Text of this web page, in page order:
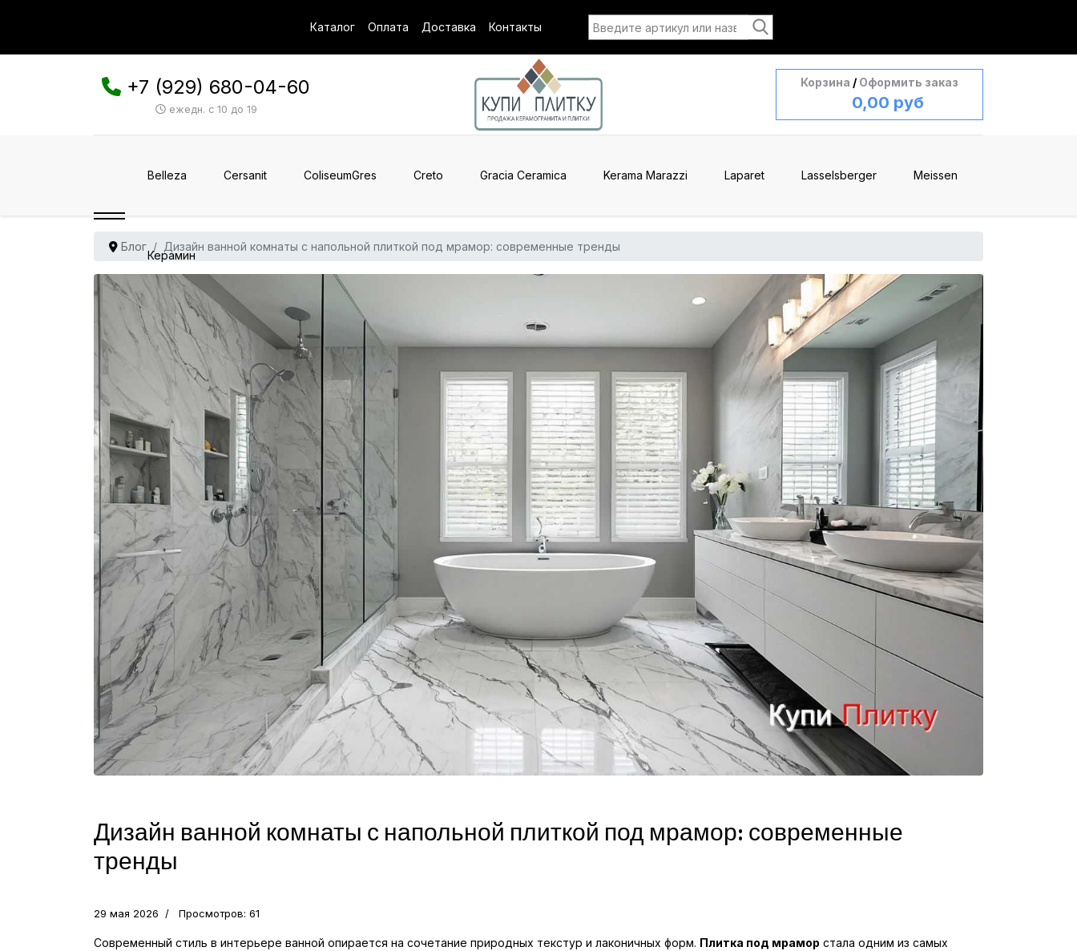
Каталог Оплата Доставка Контакты
+7 (929) 680-04-60
ежедн. с 10 до 19
Корзина / Оформить заказ
0,00 руб
Belleza Cersanit ColiseumGres Creto Gracia Ceramica Kerama Marazzi Laparet Lasselsberger Meissen
Керамин
Блог Дизайн ванной комнаты с напольной плиткой под мрамор: современные тренды
Дизайн ванной комнаты с напольной плиткой под мрамор: современные
тренды
29 мая 2026 Просмотров: 61
Современный стиль в интерьере ванной опирается на сочетание природных текстур и лаконичных форм. Плитка под мрамор стала одним из самых